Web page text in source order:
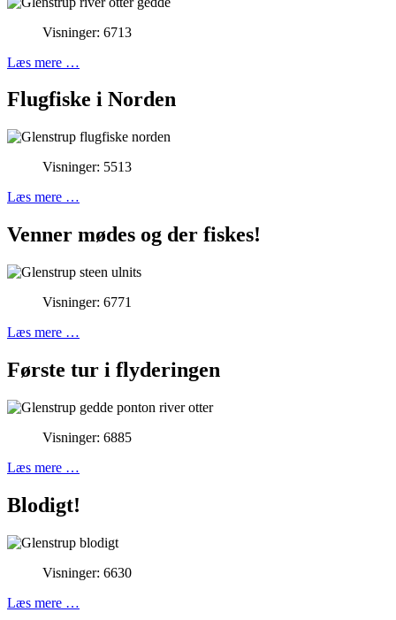
Visninger: 6713
Læs mere …
Flugfiske i Norden
Visninger: 5513
Læs mere …
Venner mødes og der fiskes!
Visninger: 6771
Læs mere …
Første tur i flyderingen
Visninger: 6885
Læs mere …
Blodigt!
Visninger: 6630
Læs mere …